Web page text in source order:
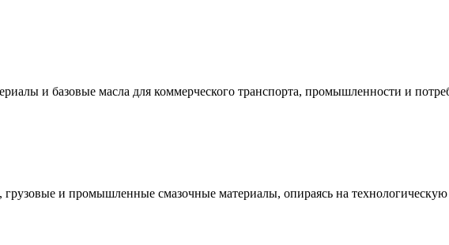
и базовые масла для коммерческого транспорта, промышленности и
грузовые и промышленные смазочные материалы, опираясь на технологическую